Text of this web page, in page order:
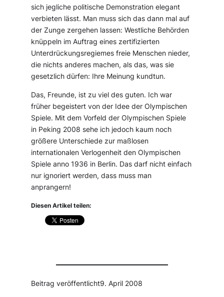
sich jegliche politische Demonstration elegant
verbieten lässt. Man muss sich das dann mal auf
der Zunge zergehen lassen: Westliche Behörden
knüppeln im Auftrag eines zertifizierten
Unterdrückungsregiemes freie Menschen nieder,
die nichts anderes machen, als das, was sie
gesetzlich dürfen: Ihre Meinung kundtun.
Das, Freunde, ist zu viel des guten. Ich war
früher begeistert von der Idee der Olympischen
Spiele. Mit dem Vorfeld der Olympischen Spiele
in Peking 2008 sehe ich jedoch kaum noch
größere Unterschiede zur maßlosen
internationalen Verlogenheit den Olympischen
Spiele anno 1936 in Berlin. Das darf nicht einfach
nur ignoriert werden, dass muss man
anprangern!
Diesen Artikel teilen:
Beitrag veröffentlicht9. April 2008